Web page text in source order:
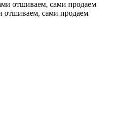
отшиваем, сами продаем